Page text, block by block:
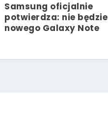
Samsung oficjalnie
potwierdza: nie będzie
nowego Galaxy Note